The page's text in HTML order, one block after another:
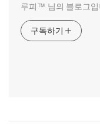
루피™ 님의 블로그입
구독하기